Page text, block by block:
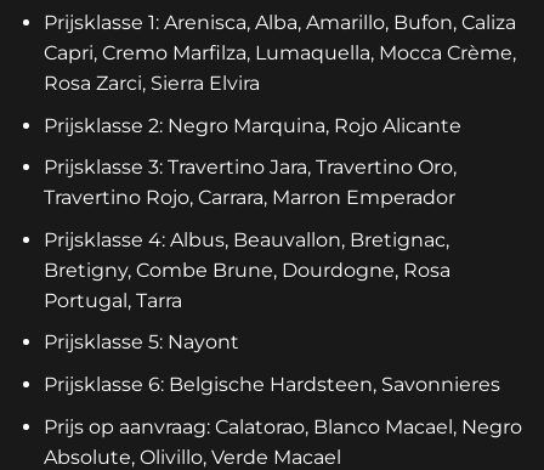
Prijsklasse 1: Arenisca, Alba, Amarillo, Bufon, Caliza
Capri, Cremo Marfilza, Lumaquella, Mocca Crème,
Rosa Zarci, Sierra Elvira
Prijsklasse 2: Negro Marquina, Rojo Alicante
Prijsklasse 3: Travertino Jara, Travertino Oro,
Travertino Rojo, Carrara, Marron Emperador
Prijsklasse 4: Albus, Beauvallon, Bretignac,
Bretigny, Combe Brune, Dourdogne, Rosa
Portugal, Tarra
Prijsklasse 5: Nayont
Prijsklasse 6: Belgische Hardsteen, Savonnieres
Prijs op aanvraag: Calatorao, Blanco Macael, Negro
Absolute, Olivillo, Verde Macael